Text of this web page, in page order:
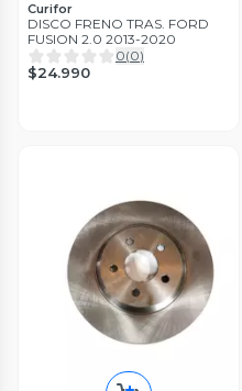
Curifor
DISCO FRENO TRAS. FORD
FUSION 2.0 2013-2020
0(0)
$24.990